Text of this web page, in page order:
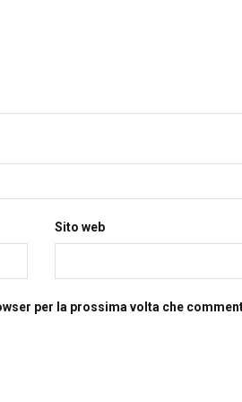
Sito web
per la prossima volta che